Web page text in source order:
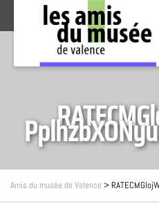
Amis du musée de Valence >